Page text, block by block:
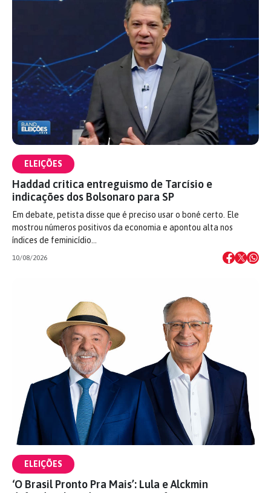
ELEIÇÕES
Haddad critica entreguismo de Tarcísio e
indicações dos Bolsonaro para SP
Em debate, petista disse que é preciso usar o boné certo. Ele
mostrou números positivos da economia e apontou alta nos
índices de feminicídio…
10/08/2026
ELEIÇÕES
‘O Brasil Pronto Pra Mais’: Lula e Alckmin